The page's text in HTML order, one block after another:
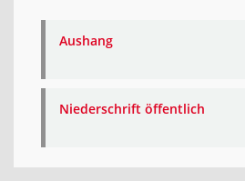
Aushang
Niederschrift öffentlich